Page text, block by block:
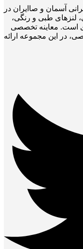
آسمان و صاایران در
لنزهای طبی و رنگی،
است. معاینه تخصصی
در این مجموعه ارائه